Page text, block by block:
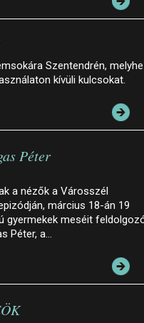
Szentendrén,
kívüli kulcsokat.
Péter
a nézők a Városszél
március 18-án 19
gyermekek meséit
Péter, a…